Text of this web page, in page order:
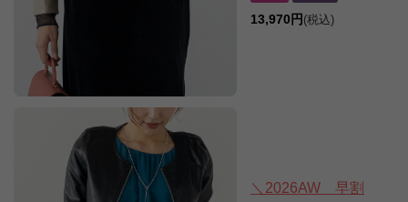
13,970円 (税込)
＼2026AW 早割